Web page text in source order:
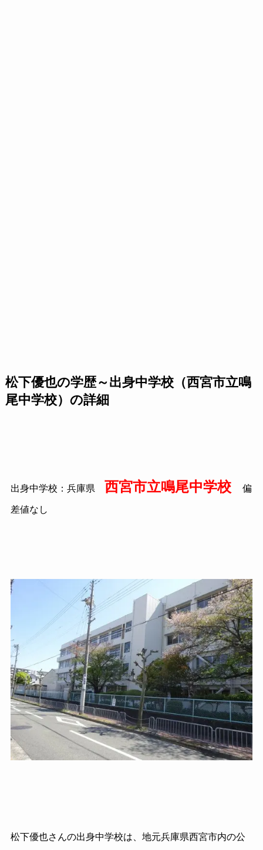
松下優也の学歴～出身中学校（西宮市立鳴
尾中学校）の詳細
出身中学校：兵庫県 西宮市立鳴尾中学校 偏
差値なし
松下優也さんの出身中学校は、地元兵庫県西宮市内の公